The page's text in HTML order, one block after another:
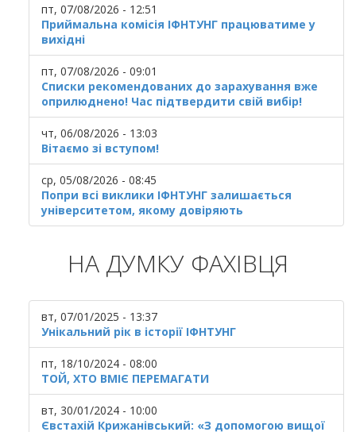
пт, 07/08/2026 - 12:51
Приймальна комісія ІФНТУНГ працюватиме у
вихідні
пт, 07/08/2026 - 09:01
Списки рекомендованих до зарахування вже
оприлюднено! Час підтвердити свій вибір!
чт, 06/08/2026 - 13:03
Вітаємо зі вступом!
ср, 05/08/2026 - 08:45
Попри всі виклики ІФНТУНГ залишається
університетом, якому довіряють
НА ДУМКУ ФАХІВЦЯ
вт, 07/01/2025 - 13:37
Унікальний рік в історії ІФНТУНГ
пт, 18/10/2024 - 08:00
ТОЙ, ХТО ВМІЄ ПЕРЕМАГАТИ
вт, 30/01/2024 - 10:00
Євстахій Крижанівський: «З допомогою вищої